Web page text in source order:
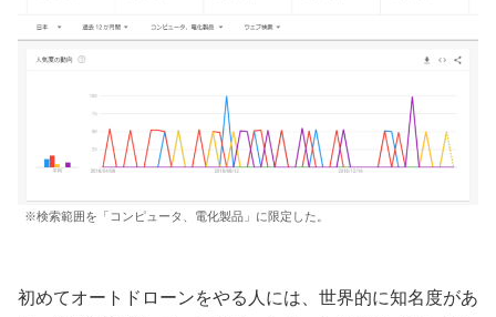
※検索範囲を「コンピュータ、電化製品」に限定した。
初めてオートドローンをやる人には、世界的に知名度があ